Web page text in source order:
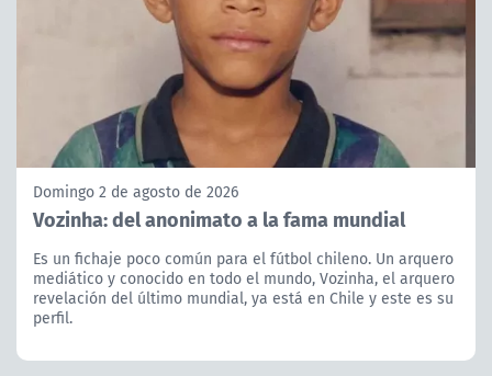
Domingo 2 de agosto de 2026
Vozinha: del anonimato a la fama mundial
Es un fichaje poco común para el fútbol chileno. Un arquero
mediático y conocido en todo el mundo, Vozinha, el arquero
revelación del último mundial, ya está en Chile y este es su
perfil.